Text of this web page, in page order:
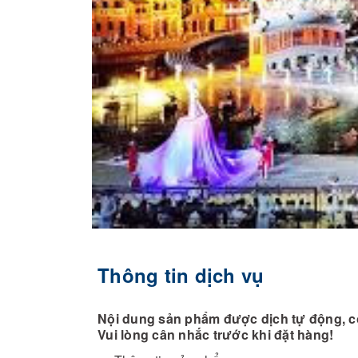
Thông tin dịch vụ
Nội dung sản phẩm được dịch tự động,
Vui lòng cân nhắc trước khi đặt hàng!